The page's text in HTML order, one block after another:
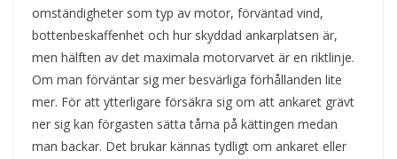
omständigheter som typ av motor, förväntad vind,
bottenbeskaffenhet och hur skyddad ankarplatsen är,
men hälften av det maximala motorvarvet är en riktlinje.
Om man förväntar sig mer besvärliga förhållanden lite
mer. För att ytterligare försäkra sig om att ankaret grävt
ner sig kan förgasten sätta tårna på kättingen medan
man backar. Det brukar kännas tydligt om ankaret eller